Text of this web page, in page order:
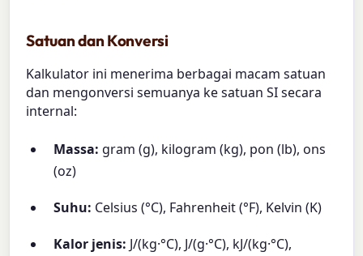
Satuan dan Konversi
Kalkulator ini menerima berbagai macam satuan
dan mengonversi semuanya ke satuan SI secara
internal:
Massa: gram (g), kilogram (kg), pon (lb), ons
(oz)
Suhu: Celsius (°C), Fahrenheit (°F), Kelvin (K)
Kalor jenis: J/(kg·°C), J/(g·°C), kJ/(kg·°C),